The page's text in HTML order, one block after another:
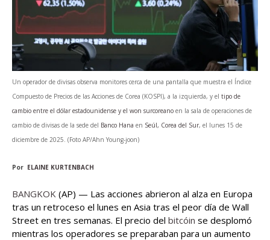
Un operador de divisas observa monitores cerca de una pantalla que muestra el Índice
Compuesto de Precios de las Acciones de Corea (KOSPI), a la izquierda, y el tipo de
cambio entre el dólar estadounidense y el won surcoreano en la sala de operaciones de
cambio de divisas de la sede del Banco Hana en Seúl, Corea del Sur, el lunes 15 de
diciembre de 2025. (Foto AP/Ahn Young-joon)
Por ELAINE KURTENBACH
BANGKOK (AP) — Las acciones abrieron al alza en Europa
tras un retroceso el lunes en Asia tras el peor día de Wall
Street en tres semanas. El precio del bitcóin se desplomó
mientras los operadores se preparaban para un aumento